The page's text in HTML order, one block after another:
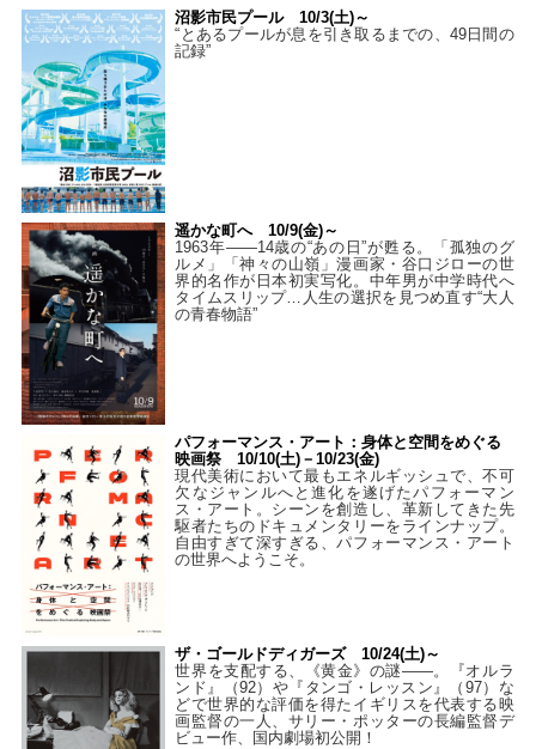
沼影市民プール 10/3(土)～
“とあるプールが息を引き取るまでの、49日間の
記録”
遥かな町へ 10/9(金)～
1963年――14歳の“あの日”が甦る。「孤独のグ
ルメ」「神々の山嶺」漫画家・谷口ジローの世
界的名作が日本初実写化。中年男が中学時代へ
タイムスリップ…人生の選択を見つめ直す“大人
の青春物語”
パフォーマンス・アート：身体と空間をめぐる
映画祭 10/10(土)－10/23(金)
現代美術において最もエネルギッシュで、不可
欠なジャンルへと進化を遂げたパフォーマン
ス・アート。シーンを創造し、革新してきた先
駆者たちのドキュメンタリーをラインナップ。
自由すぎて深すぎる、パフォーマンス・アート
の世界へようこそ。
ザ・ゴールドディガーズ 10/24(土)～
世界を支配する、《黄金》の謎――。『オルラ
ンド』（92）や『タンゴ・レッスン』（97）な
どで世界的な評価を得たイギリスを代表する映
画監督の一人、サリー・ポッターの長編監督デ
ビュー作、国内劇場初公開！